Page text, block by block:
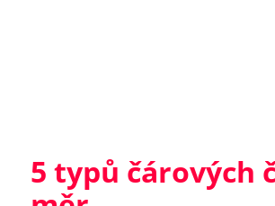
5 typů čárových